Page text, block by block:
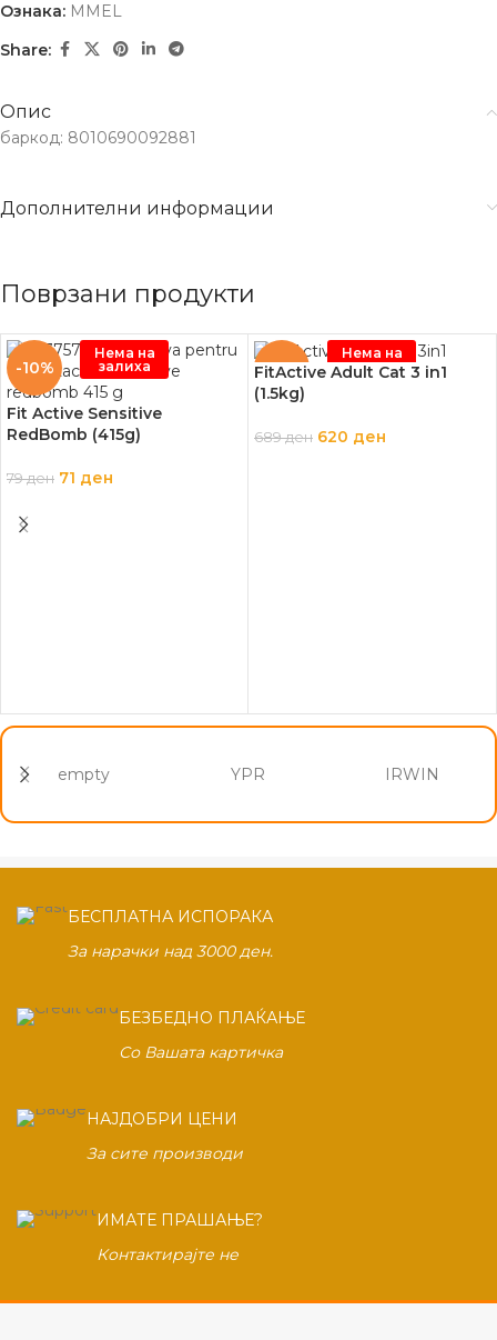
Ознака: MMEL
Share:
Опис
баркод: 8010690092881
Дополнителни информации
Поврзани продукти
Нема на
залиха
-10%
Fit Active Sensitive
RedBomb (415g)
79ден 71 ден
Нема на
залиха
-10%
FitActive Adult Cat 3 in1
(1.5kg)
689ден 620 ден
empty YPR IRWIN
БЕСПЛАТНА ИСПОРАКА
За нарачки над 3000 ден.
БЕЗБЕДНО ПЛАЌАЊЕ
Со Вашата картичка
НАЈДОБРИ ЦЕНИ
За сите производи
ИМАТЕ ПРАШАЊЕ?
Контактирајте не